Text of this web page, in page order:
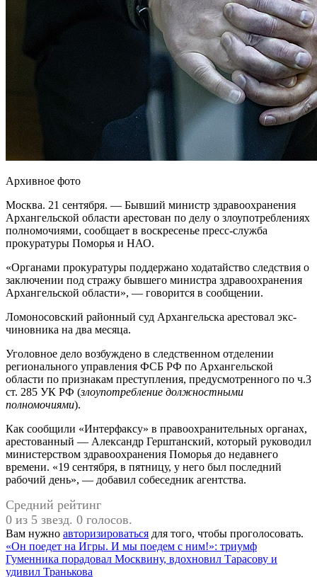
Архивное фото
Москва. 21 сентября. — Бывший министр здравоохранения
Архангельской области арестован по делу о злоупотреблениях
полномочиями, сообщает в воскресенье пресс-служба
прокуратуры Поморья и НАО.
«Органами прокуратуры поддержано ходатайство следствия о
заключении под стражу бывшего министра здравоохранения
Архангельской области», — говорится в сообщении.
Ломоносовский районный суд Архангельска арестовал экс-
чиновника на два месяца.
Уголовное дело возбуждено в следственном отделении
регионального управления ФСБ РФ по Архангельской
области по признакам преступления, предусмотренного по ч.3
ст. 285 УК РФ (злоупотребление должностными
полномочиями).
Как сообщили «Интерфаксу» в правоохранительных органах,
арестованный — Александр Герштанский, который руководил
министерством здравоохранения Поморья до недавнего
времени. «19 сентября, в пятницу, у него был последний
рабочий день», — добавил собеседник агентства.
Средний рейтинг
0 из 5 звезд. 0 голосов.
Вам нужно авторизироваться для того, чтобы проголосовать.
Навигация
по
«Он поедет на Игры. И мы поедем с ним!»: триумф
Гуменника порадовал Москвину, вдохновил Тарасову и
удивил Транькова